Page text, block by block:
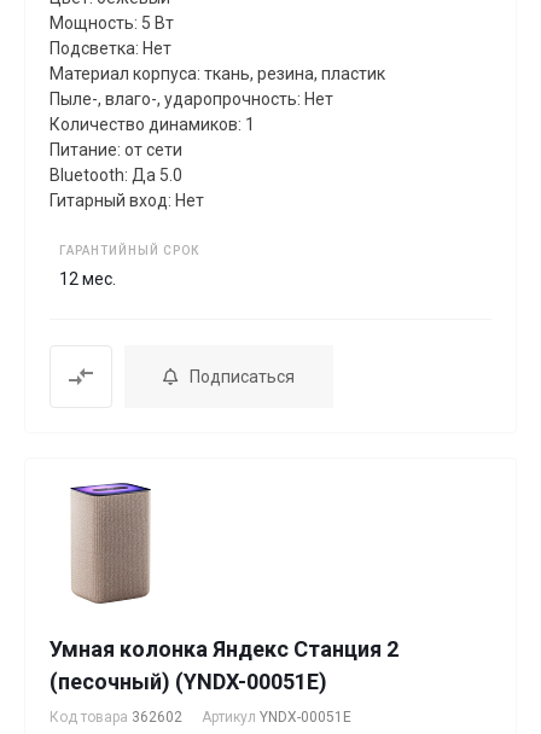
Мощность: 5 Вт
Подсветка: Нет
Материал корпуса: ткань, резина, пластик
Пыле-, влаго-, ударопрочность: Нет
Количество динамиков: 1
Питание: от сети
Bluetooth: Да 5.0
Гитарный вход: Нет
ГАРАНТИЙНЫЙ СРОК
12 мес.
Подписаться
Умная колонка Яндекс Станция 2
(песочный) (YNDX-00051E)
Код товара 362602 Артикул YNDX-00051E